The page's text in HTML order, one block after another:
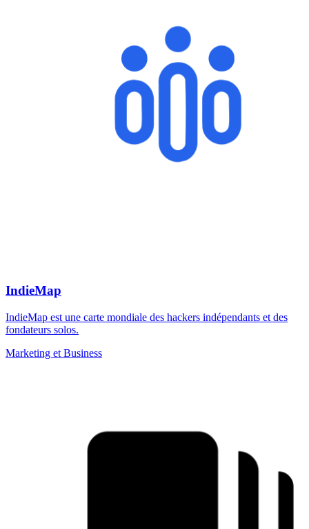
IndieMap
IndieMap est une carte mondiale des hackers indépendants et des
fondateurs solos.
Marketing et Business